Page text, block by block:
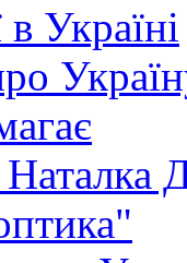
Україні